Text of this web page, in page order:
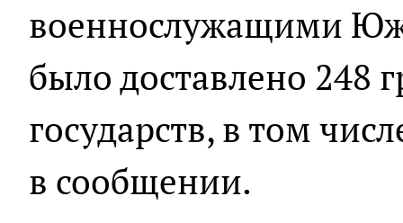
военнослужащими
было доставлено 248
государств, в том
в сообщении.